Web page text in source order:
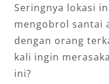
Seringnya lokasi
mengobrol santai
dengan orang
kali ingin
ini?